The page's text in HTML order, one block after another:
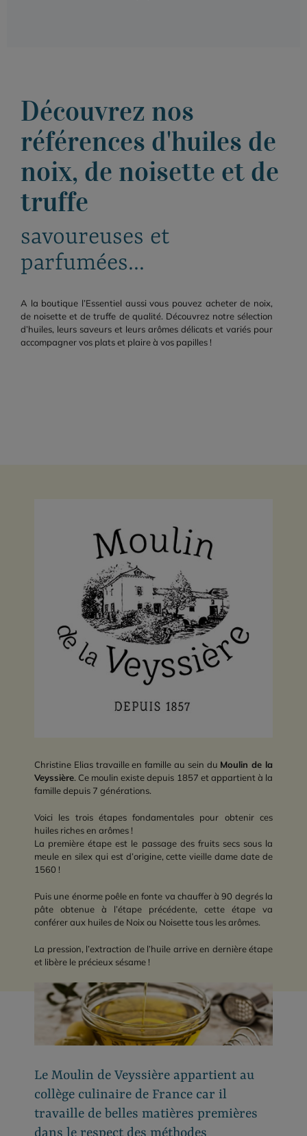
Découvrez nos
références d'huiles de
noix, de noisette et de
truffe
savoureuses et
parfumées...
A la boutique l’Essentiel aussi vous pouvez acheter de noix,
de noisette et de truffe de qualité. Découvrez notre sélection
d’huiles, leurs saveurs et leurs arômes délicats et variés pour
accompagner vos plats et plaire à vos papilles !
Christine Elias travaille en famille au sein du Moulin de la
Veyssière. Ce moulin existe depuis 1857 et appartient à la
famille depuis 7 générations.
Voici les trois étapes fondamentales pour obtenir ces
huiles riches en arômes !
La première étape est le passage des fruits secs sous la
meule en silex qui est d’origine, cette vieille dame date de
1560 !
Puis une énorme poêle en fonte va chauffer à 90 degrés la
pâte obtenue à l’étape précédente, cette étape va
conférer aux huiles de Noix ou Noisette tous les arômes.
La pression, l’extraction de l’huile arrive en dernière étape
et libère le précieux sésame !
Le Moulin de Veyssière appartient au
collège culinaire de France car il
travaille de belles matières premières